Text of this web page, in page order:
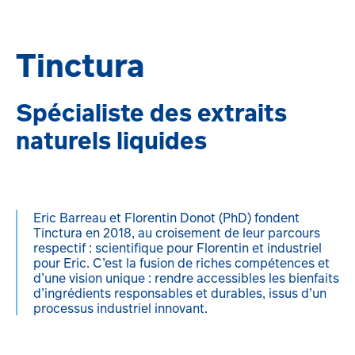
Tinctura
Spécialiste des extraits
naturels liquides
Eric Barreau et Florentin Donot (PhD) fondent
Tinctura en 2018, au croisement de leur parcours
respectif : scientifique pour Florentin et industriel
pour Eric. C’est la fusion de riches compétences et
d’une vision unique : rendre accessibles les bienfaits
d’ingrédients responsables et durables, issus d’un
processus industriel innovant.